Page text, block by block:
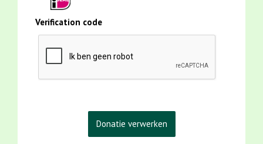
Verification code